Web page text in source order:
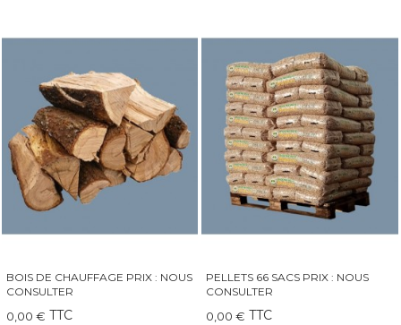
PELLETS 66 SACS PRIX : NOUS
CONSULTER
0,00 € TTC
QAÏTO 30 GRAND INSERT-
CHEMINÉE-POÊLE
249,00 € TTC